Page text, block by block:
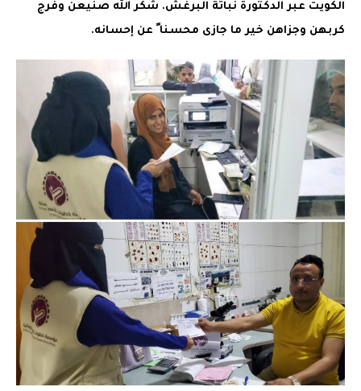
الكويت عبر الدكتورة نباتة البرغش. شكر الله صنيعن وفرج
كربهن وجزاهن خير ما جازى محسنا ً عن إحسانه.